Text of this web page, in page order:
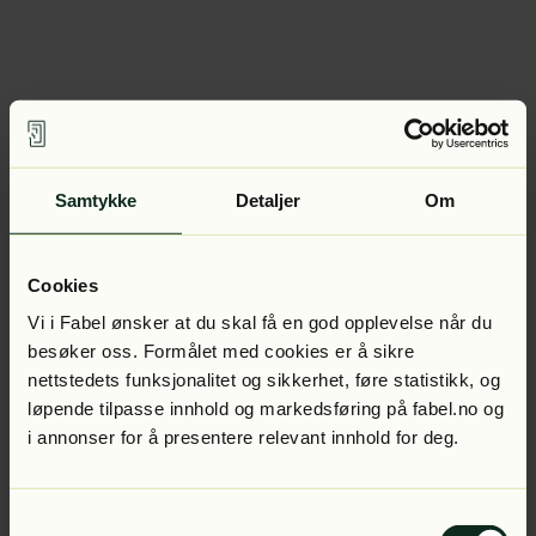
Samtykke Detaljer Om
Cookies
Vi i Fabel ønsker at du skal få en god opplevelse når du
besøker oss. Formålet med cookies er å sikre
nettstedets funksjonalitet og sikkerhet, føre statistikk, og
løpende tilpasse innhold og markedsføring på fabel.no og
i annonser for å presentere relevant innhold for deg.